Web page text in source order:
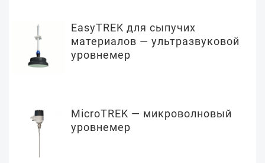
EasyTREK для сыпучих
материалов — ультразвуковой
уровнемер
MicroTREK — микроволновый
уровнемер